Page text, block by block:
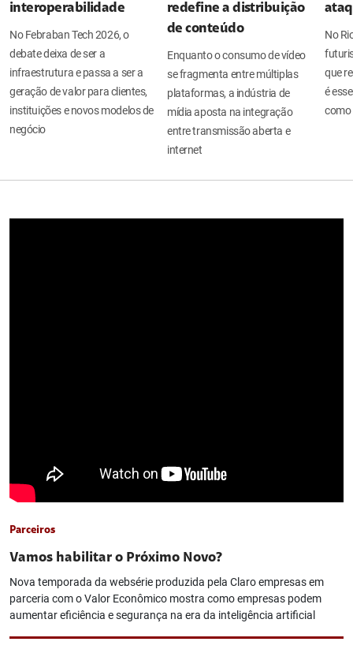
interoperabilidade
No Febraban Tech 2026, o
debate deixa de ser a
infraestrutura e passa a ser a
geração de valor para clientes,
instituições e novos modelos de
negócio
redefine a distribuição
de conteúdo
Enquanto o consumo de vídeo
se fragmenta entre múltiplas
plataformas, a indústria de
mídia aposta na integração
entre transmissão aberta e
internet
No
que
é
como
Parceiros
Vamos habilitar o Próximo Novo?
Nova temporada da websérie produzida pela Claro empresas em
parceria com o Valor Econômico mostra como empresas podem
aumentar eficiência e segurança na era da inteligência artificial